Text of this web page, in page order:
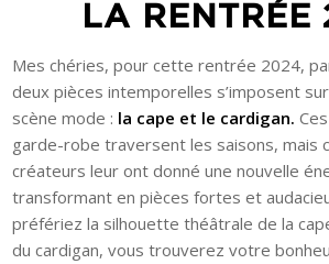
LA RENTRÉE
Mes chéries, pour cette rentrée 2024,
deux pièces intemporelles s’imposent
scène mode : la cape et le cardigan.
garde-robe traversent les saisons, mais
créateurs leur ont donné une nouvelle
transformant en pièces fortes et
préfériez la silhouette théâtrale de la
du cardigan, vous trouverez votre